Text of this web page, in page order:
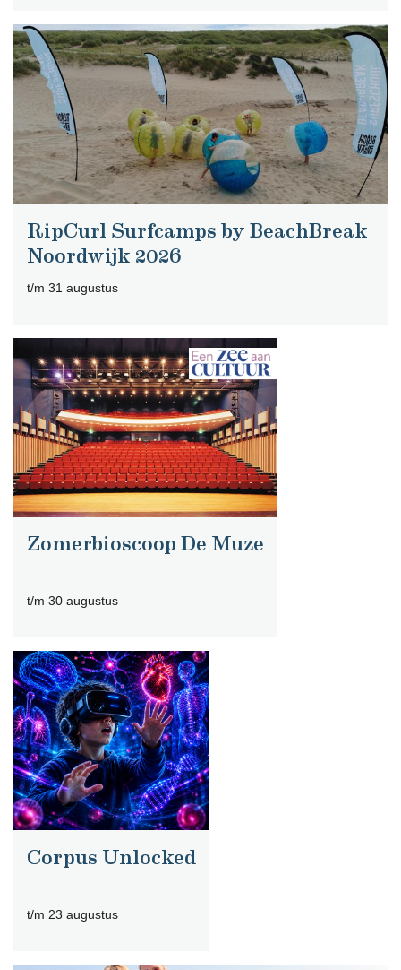
RipCurl Surfcamps by BeachBreak
Noordwijk 2026
t/m 31 augustus
Zomerbioscoop De Muze
t/m 30 augustus
Corpus Unlocked
t/m 23 augustus